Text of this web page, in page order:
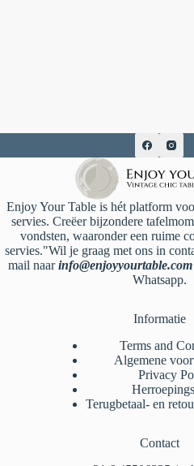
Enjoy Your Table is hét platform
servies. Creëer bijzondere
vondsten, waaronder een ruime
servies."Wil je graag met ons in
mail naarinfo@enjoyyourtable.com
Whatsapp.
Informatie
Terms and
Algemene
Privacy
Terugbetaal- en
Contact